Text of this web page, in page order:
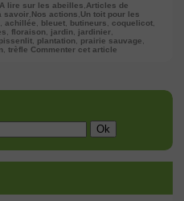
A lire sur les abeilles Articles de
savoir Nos actions Un toit pour les
achillée bleuet butineurs coquelicot
floraison jardin jardinier
pissenlit plantation prairie sauvage
trèfle Commenter cet article